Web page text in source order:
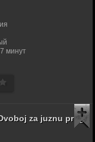
минут
za juznu prugu